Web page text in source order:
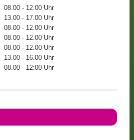
08.00 - 12.00 Uhr
13.00 - 17.00 Uhr
08.00 - 12.00 Uhr
08.00 - 12.00 Uhr
08.00 - 12.00 Uhr
13.00 - 16.00 Uhr
08.00 - 12:00 Uhr